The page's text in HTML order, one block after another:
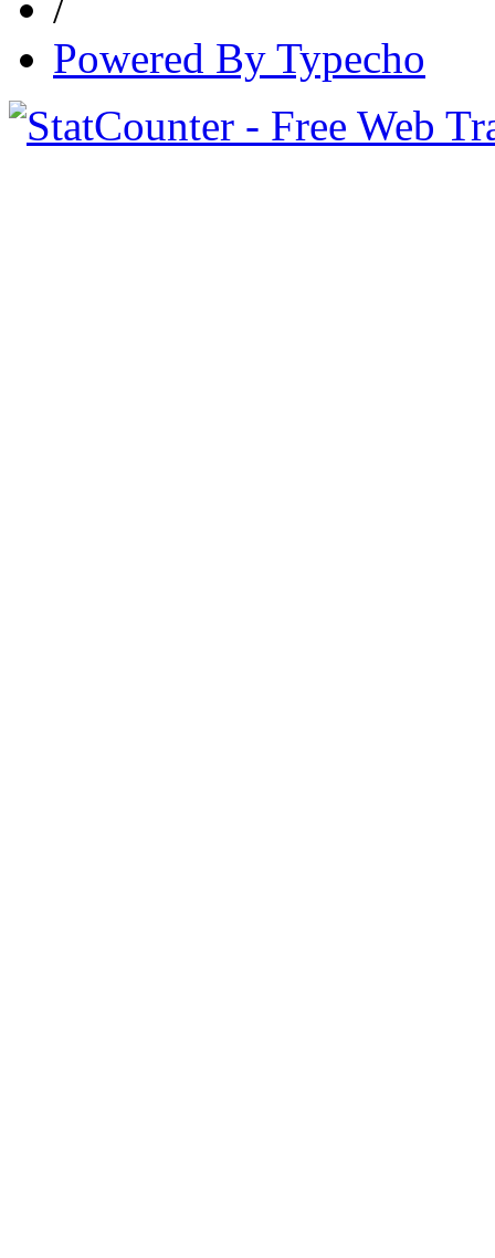
Powered By Typecho